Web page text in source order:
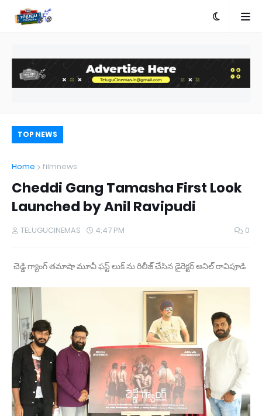
TOP NEWS
Home filmnews
Cheddi Gang Tamasha First Look
Launched by Anil Ravipudi
TELUGUCINEMAS 4:47 PM 0
చెడ్డి గ్యాంగ్ తమాషా మూవీ ఫస్ట్ లుక్ ను రిలీజ్ చేసిన డైరెక్టర్ అనిల్ రావిపూడి